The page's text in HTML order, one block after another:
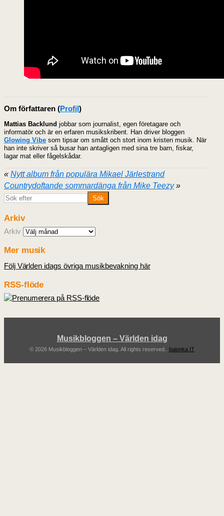
Om författaren (Profil)
Mattias Backlund jobbar som journalist, egen företagare och
informatör och är en erfaren musikskribent. Han driver bloggen
Glowing Vibe som tipsar om smått och stort inom kristen musik. När
han inte skriver så busar han antagligen med sina tre barn, fiskar,
lagar mat eller fågelskådar.
« Nytt album från populära Mikael Järlestrand
Countrydoftande sommardänga från Mike Teezy»
Arkiv
Arkiv
Mer musik
Följ Världen idags övriga musikbevakning här
RSS-flöde
Musikbloggen – Världen idag
© 2026 Musikbloggen – Världen idag. All rights reserved.. balonka IT